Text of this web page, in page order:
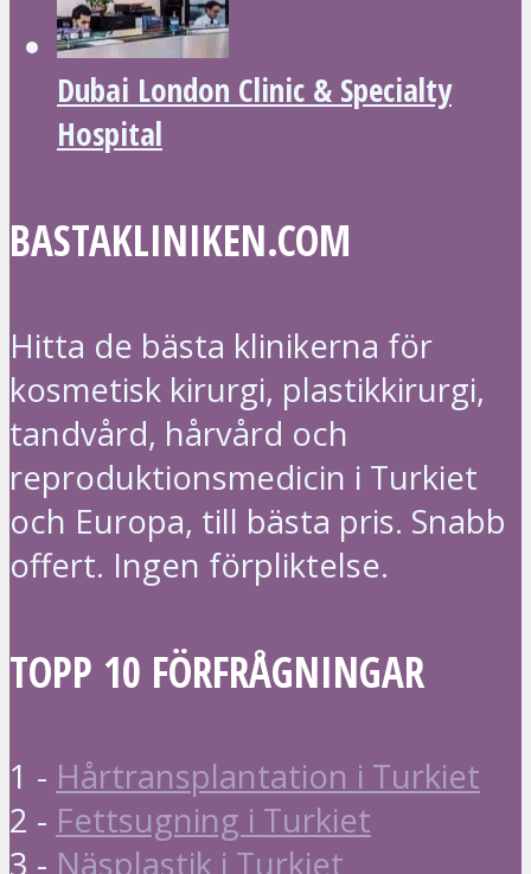
Dubai London Clinic & Specialty
Hospital
BASTAKLINIKEN.COM
Hitta de bästa klinikerna för
kosmetisk kirurgi, plastikkirurgi,
tandvård, hårvård och
reproduktionsmedicin i Turkiet
och Europa, till bästa pris. Snabb
offert. Ingen förpliktelse.
TOPP 10 FÖRFRÅGNINGAR
1 - Hårtransplantation i Turkiet
2 - Fettsugning i Turkiet
3 - Näsplastik i Turkiet